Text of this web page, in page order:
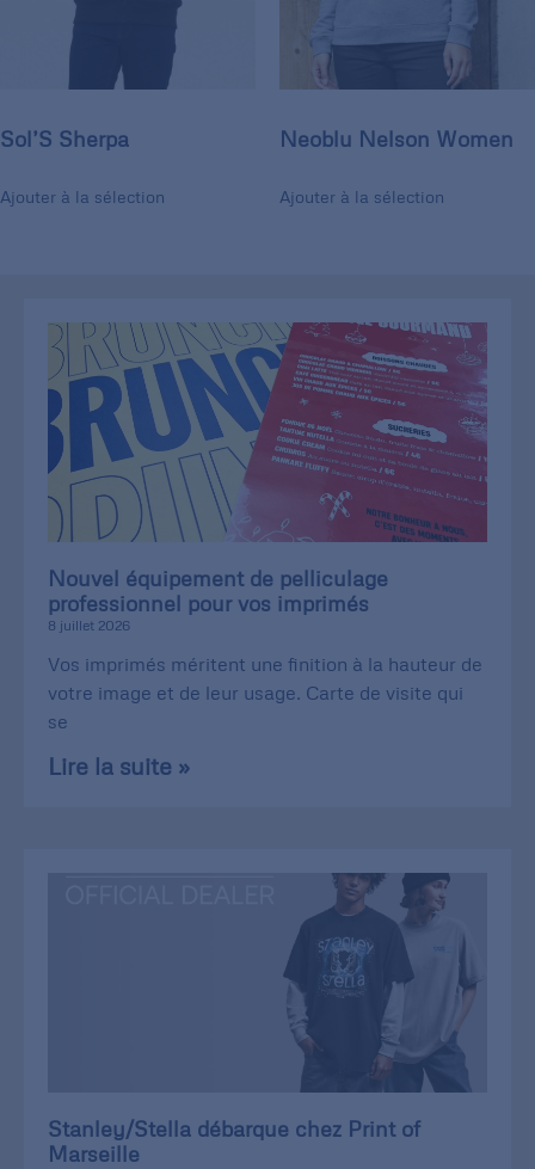
Sol’S Sherpa
Ajouter à la sélection
Neoblu Nelson Women
Ajouter à la sélection
Nouvel équipement de pelliculage
professionnel pour vos imprimés
8 juillet 2026
Vos imprimés méritent une finition à la hauteur de
votre image et de leur usage. Carte de visite qui
se
Lire la suite »
Stanley/Stella débarque chez Print of
Marseille